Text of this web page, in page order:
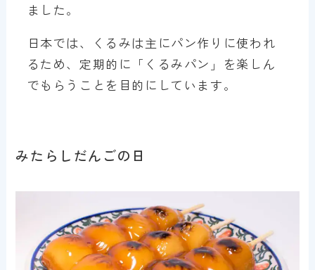
ました。
日本では、くるみは主にパン作りに使われ
るため、定期的に「くるみパン」を楽しん
でもらうことを目的にしています。
みたらしだんごの日